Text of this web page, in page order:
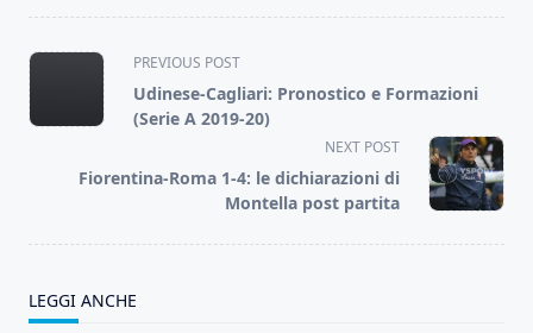
<span
class="nav-
subtitle
reader-
PREVIOUS POST
Udinese-Cagliari: Pronostico e Formazioni
(Serie A 2019-20)
NEXT POST
Fiorentina-Roma 1-4: le dichiarazioni di
Montella post partita
LEGGI ANCHE